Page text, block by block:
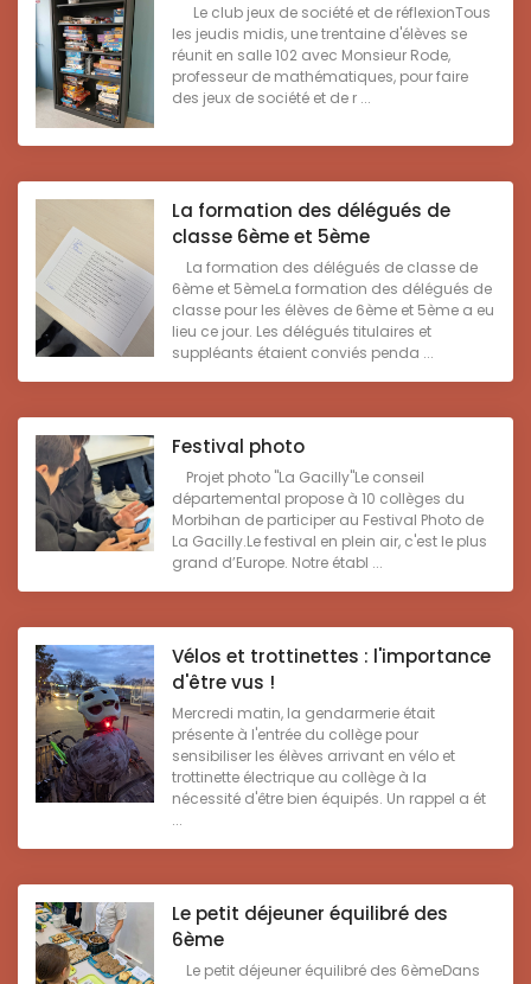
Le club jeux de société et de réflexionTous
les jeudis midis, une trentaine d'élèves se
réunit en salle 102 avec Monsieur Rode,
professeur de mathématiques, pour faire
des jeux de société et de r ...
La formation des délégués de
classe 6ème et 5ème
La formation des délégués de classe de
6ème et 5èmeLa formation des délégués de
classe pour les élèves de 6ème et 5ème a eu
lieu ce jour. Les délégués titulaires et
suppléants étaient conviés penda ...
Festival photo
Projet photo "La Gacilly"Le conseil
départemental propose à 10 collèges du
Morbihan de participer au Festival Photo de
La Gacilly.Le festival en plein air, c'est le plus
grand d’Europe. Notre établ ...
Vélos et trottinettes : l'importance
d'être vus !
Mercredi matin, la gendarmerie était
présente à l'entrée du collège pour
sensibiliser les élèves arrivant en vélo et
trottinette électrique au collège à la
nécessité d'être bien équipés. Un rappel a ét
...
Le petit déjeuner équilibré des
6ème
Le petit déjeuner équilibré des 6èmeDans